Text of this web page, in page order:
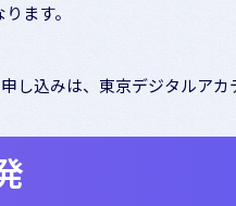
ます。
し込みは、東京デジタルア